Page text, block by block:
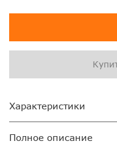
Характеристики
Полное описание